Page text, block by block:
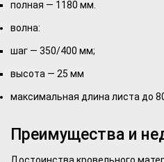
полная — 1180 мм.
волна:
шаг — 350/400 мм;
высота — 25 мм
максимальная длина листа до
Преимущества и